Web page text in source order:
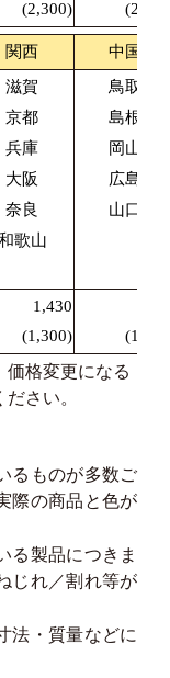
(2,300)
関西 中国
滋賀
京都
兵庫
大阪
奈良
歌山
鳥取
島根
岡山
広島
山口
1,430
(1,300)
価格変更になる
さい。
るものが多数ご
際の商品と色が
る製品につきま
じれ／割れ等が
法・質量などに